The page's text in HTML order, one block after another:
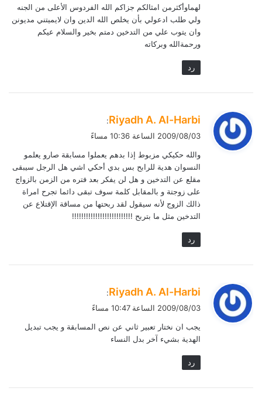
لهماوأكثرمن امثالكم جزاكم الله الفردوس الأعلى من الجنه
ولي طلب ادعولي بأن يخلص الله الدين وان لايميتني مديونن
وان يتوب علي من التدخين دمتم بخير والسلام عيكم
ورحمةالله وبركاته
رد
ي
ل
Riyadh A. Al-Harbi
:
2009/08/03 الساعة 10:36 مساءً
والله حكيكي مزبوط إذا بدهم يعملوا مسابقة صارو يعلمو
النسوان هدية للرابح بس بدي أحكي اشي هل الرجل سيبقى
مقلع عن التدخين و هل لن يفكر بعد فتره من الزمن بالزواج
على زوجتة و بالمقابل كلمة سوف تبقى دائما تجرح امراة
ذالك الزوج لأنه سيقول لقد ربحتها من مساقة الإقتلاع عن
التدخين مثل ما بتربح !!!!!!!!!!!!!!!!!!!!!!!!!!
رد
ي
ل
Riyadh A. Al-Harbi
:
2009/08/03 الساعة 10:47 مساءً
يجب ان نختار تعبير ثاني عن نص المسابقة و يجب تبديل
الهدية بشيء آخر بدل النساء
رد